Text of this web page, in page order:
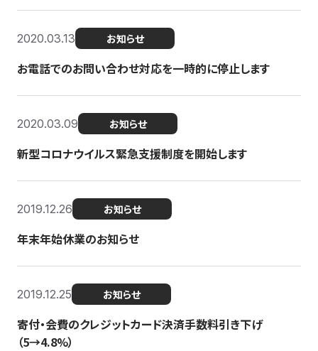
2020.03.13 お知らせ
お電話でのお問い合わせ対応を一時的に停止します
2020.03.09 お知らせ
新型コロナウイルス緊急支援制度を開始します
2019.12.26 お知らせ
年末年始休業のお知らせ
2019.12.25 お知らせ
寄付・会費のクレジットカード決済手数料引き下げ
（5→4.8%）